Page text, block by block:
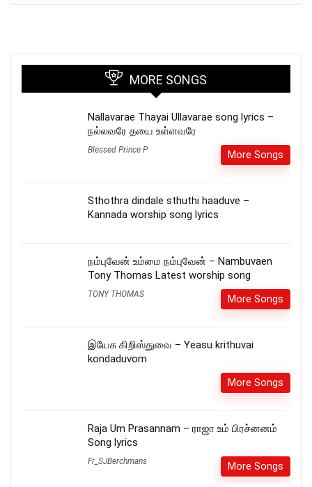
MORE SONGS
Nallavarae Thayai Ullavarae song lyrics –
நல்லவரே தயை உள்ளவரே
Blessed Prince P More Songs
Sthothra dindale sthuthi haaduve –
Kannada worship song lyrics
நம்புவேன் உம்மை நம்புவேன் – Nambuvaen
Tony Thomas Latest worship song
TONY THOMAS More Songs
இயேசு கிறிஸ்துவை – Yeasu krithuvai
kondaduvom
More Songs
Raja Um Prasannam – ராஜா உம் பிரச்னனம்
Song lyrics
Fr_SJBerchmans More Songs